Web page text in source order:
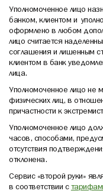
Уполномоченное лицо
банком, клиентом и
оформлено в любом
лицо считается
соглашения и лишенным
клиентом в банк
лица.
Уполномоченное лицо не
физических лиц, в
причастности к
Уполномоченное лицо
часов, способами,
отсутствия
отклонена.
Сервис «второй руки»
в соответствии с